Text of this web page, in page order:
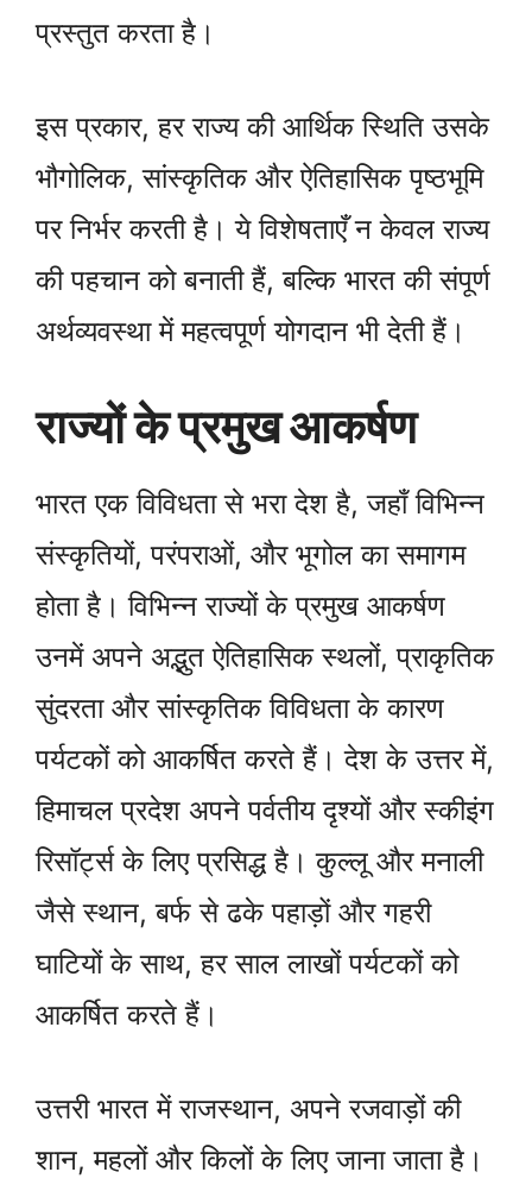
प्रस्तुत करता है।
इस प्रकार, हर राज्य की आर्थिक स्थिति उसके
भौगोलिक, सांस्कृतिक और ऐतिहासिक पृष्ठभूमि
पर निर्भर करती है। ये विशेषताएँ न केवल राज्य
की पहचान को बनाती हैं, बल्कि भारत की संपूर्ण
अर्थव्यवस्था में महत्वपूर्ण योगदान भी देती हैं।
राज्यों के प्रमुख आकर्षण
भारत एक विविधता से भरा देश है, जहाँ विभिन्न
संस्कृतियों, परंपराओं, और भूगोल का समागम
होता है। विभिन्न राज्यों के प्रमुख आकर्षण
उनमें अपने अद्भुत ऐतिहासिक स्थलों, प्राकृतिक
सुंदरता और सांस्कृतिक विविधता के कारण
पर्यटकों को आकर्षित करते हैं। देश के उत्तर में,
हिमाचल प्रदेश अपने पर्वतीय दृश्यों और स्कीइंग
रिसॉर्ट्स के लिए प्रसिद्ध है। कुल्लू और मनाली
जैसे स्थान, बर्फ से ढके पहाड़ों और गहरी
घाटियों के साथ, हर साल लाखों पर्यटकों को
आकर्षित करते हैं।
उत्तरी भारत में राजस्थान, अपने रजवाड़ों की
शान, महलों और किलों के लिए जाना जाता है।